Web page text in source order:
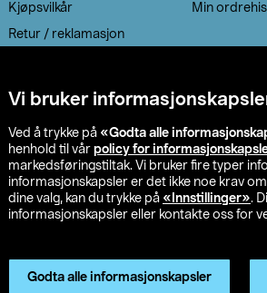
Vi bruker
Ved å trykke på «Godta alle
henhold til vår policy for
markedsføringstiltak. Vi bruker fire typer
informasjonskapsler er det ikke noe krav
dine valg, kan du trykke på «Innstillinger».
informasjonskapsler eller kontakte oss for
Godta alle informasjonskapsler
Kjøpsvilkår
Retur / reklamasjon
Min